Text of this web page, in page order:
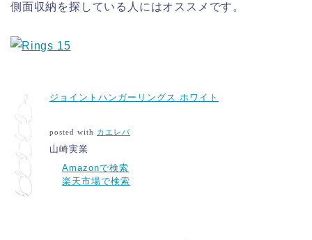
側面収納を探している人にはオススメです。
ジョイントハンガーリングス ホワイト
posted with カエレバ
山崎実業
Amazonで検索
楽天市場で検索